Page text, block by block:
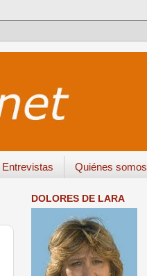
Entrevistas Quiénes somos
DOLORES DE LARA